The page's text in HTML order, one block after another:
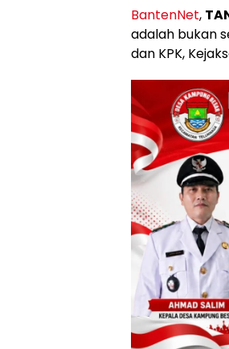
BantenNet,
adalah bukan
dan KPK,